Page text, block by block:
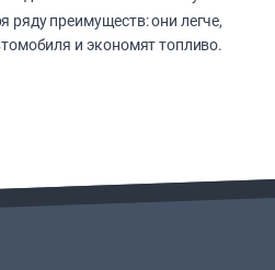
ряду преимуществ: они легче,
и экономят топливо.